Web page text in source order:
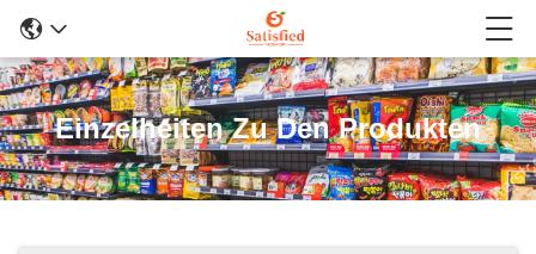
Einzelheiten Zu Den Produkten